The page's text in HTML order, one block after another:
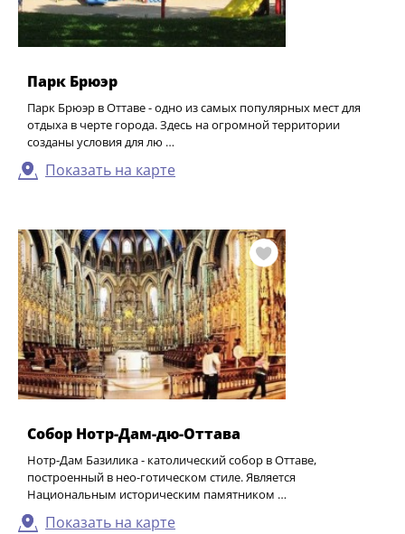
Парк Брюэр
Парк Брюэр в Оттаве - одно из самых популярных мест для
отдыха в черте города. Здесь на огромной территории
созданы условия для лю …
Показать на карте
Собор Нотр-Дам-дю-Оттава
Нотр-Дам Базилика - католический собор в Оттаве,
построенный в нео-готическом стиле. Является
Национальным историческим памятником …
Показать на карте